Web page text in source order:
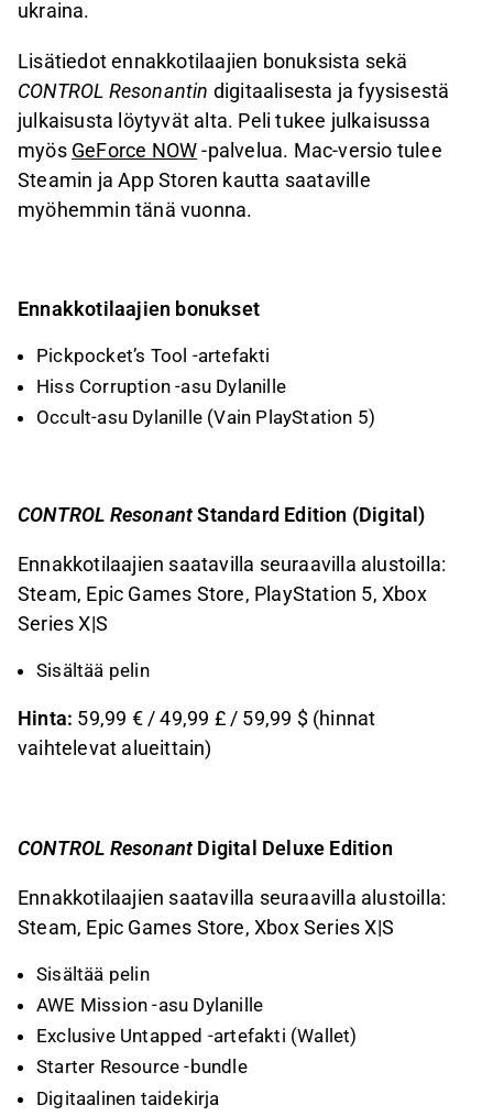
ukraina.
Lisätiedot ennakkotilaajien bonuksista sekä
CONTROL Resonantin digitaalisesta ja fyysisestä
julkaisusta löytyvät alta. Peli tukee julkaisussa
myös GeForce NOW-palvelua. Mac-versio tulee
Steamin ja App Storen kautta saataville
myöhemmin tänä vuonna.
Ennakkotilaajien bonukset
Pickpocket’s Tool -artefakti
Hiss Corruption -asu Dylanille
Occult-asu Dylanille (Vain PlayStation 5)
CONTROL ResonantStandard Edition (Digital)
Ennakkotilaajien saatavilla seuraavilla alustoilla:
Steam, Epic Games Store, PlayStation 5, Xbox
Series X|S
Sisältää pelin
Hinta: 59,99 € / 49,99 £ / 59,99 $ (hinnat
vaihtelevat alueittain)
CONTROL Resonant Digital Deluxe Edition
Ennakkotilaajien saatavilla seuraavilla alustoilla:
Steam, Epic Games Store, Xbox Series X|S
Sisältää pelin
AWE Mission -asu Dylanille
Exclusive Untapped -artefakti (Wallet)
Starter Resource -bundle
Digitaalinen taidekirja